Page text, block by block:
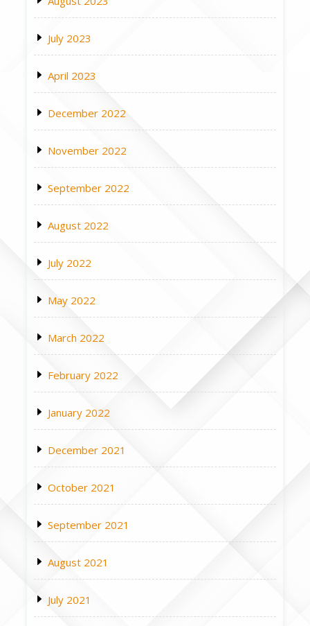
July 2023
April 2023
December 2022
November 2022
September 2022
August 2022
July 2022
May 2022
March 2022
February 2022
January 2022
December 2021
October 2021
September 2021
August 2021
July 2021